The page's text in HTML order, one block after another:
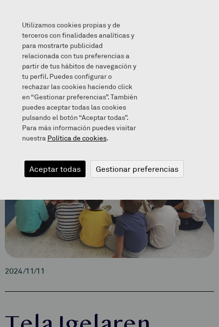
Tela Igelaren eskutitza iritsi da HH3ra
2024/11/11
Utilizamos cookies propias y de
terceros con finalidades analíticas y
para mostrarte publicidad
relacionada con tus preferencias a
partir de tus hábitos de navegación y
tu perfil. Puedes configurar o
rechazar las cookies haciendo click
en “Gestionar preferencias”. También
puedes aceptar todas las cookies
pulsando el botón “Aceptar todas”.
Para más información puedes visitar
nuestra Política de cookies.
Aceptar todas Gestionar preferencias